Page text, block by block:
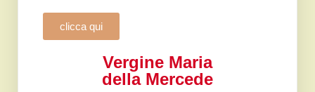
clicca qui
Vergine Maria
della Mercede